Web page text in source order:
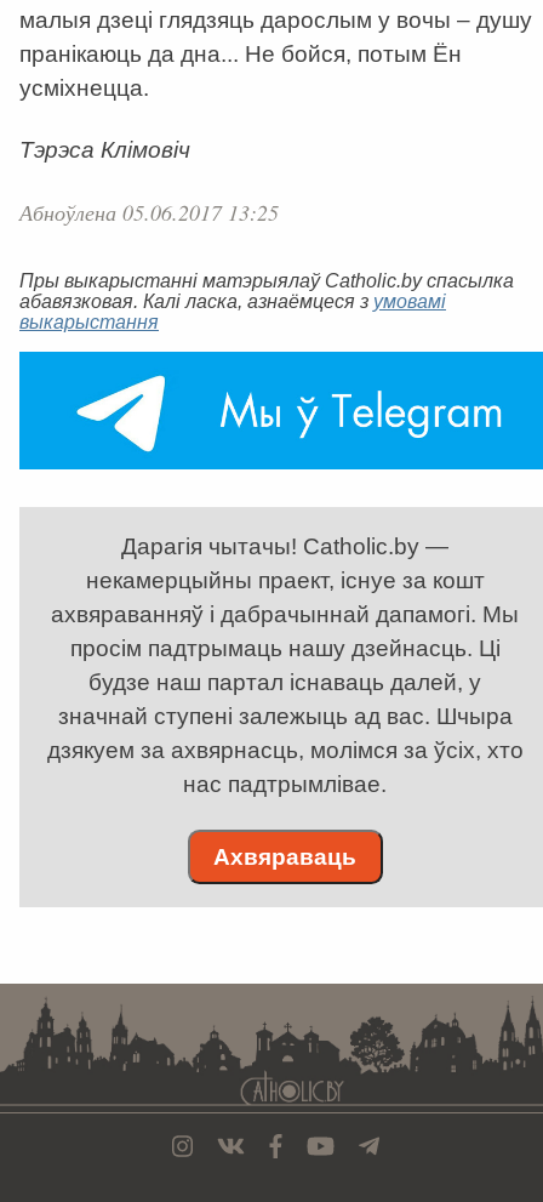
малыя дзеці глядзяць дарослым у вочы – душу
пранікаюць да дна... Не бойся, потым Ён
усміхнецца.
Тэрэса Клімовіч
Абноўлена 05.06.2017 13:25
Пры выкарыстанні матэрыялаў Catholic.by спасылка
абавязковая. Калі ласка, азнаёмцеся з умовамі
выкарыстання
Дарагія чытачы! Catholic.by —
некамерцыйны праект, існуе за кошт
ахвяраванняў і дабрачыннай дапамогі. Мы
просім падтрымаць нашу дзейнасць. Ці
будзе наш партал існаваць далей, у
значнай ступені залежыць ад вас. Шчыра
дзякуем за ахвярнасць, молімся за ўсіх, хто
нас падтрымлівае.
Ахвяраваць